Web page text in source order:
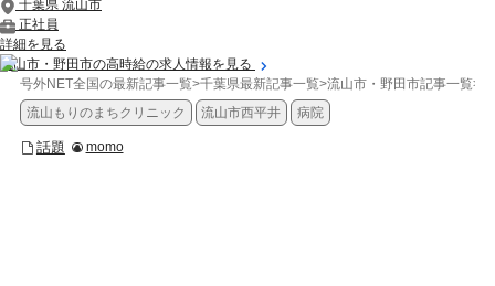
千葉県 流山市
正社員
詳細を見る
流山市・野田市の高時給の求人情報を見る
号外NET全国の最新記事一覧>千葉県最新記事一覧>流山市・野田市記事一覧>
流山もりのまちクリニック
流山市西平井 病院
話題 momo